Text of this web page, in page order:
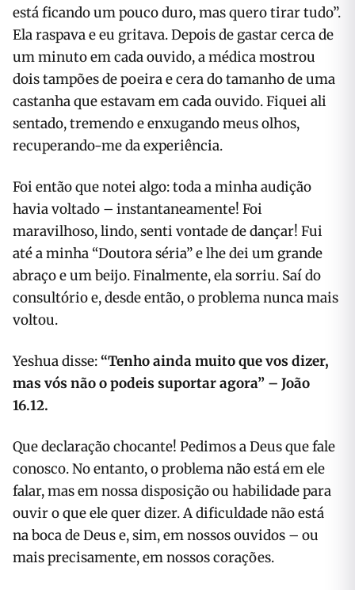
está ficando um pouco duro, mas quero tirar tudo”.
Ela raspava e eu gritava. Depois de gastar cerca de
um minuto em cada ouvido, a médica mostrou
dois tampões de poeira e cera do tamanho de uma
castanha que estavam em cada ouvido. Fiquei ali
sentado, tremendo e enxugando meus olhos,
recuperando-me da experiência.
Foi então que notei algo: toda a minha audição
havia voltado – instantaneamente! Foi
maravilhoso, lindo, senti vontade de dançar! Fui
até a minha “Doutora séria” e lhe dei um grande
abraço e um beijo. Finalmente, ela sorriu. Saí do
consultório e, desde então, o problema nunca mais
voltou.
Yeshua disse:“Tenho ainda muito que vos dizer,
mas vós não o podeis suportar agora” – João
16.12.
Que declaração chocante! Pedimos a Deus que fale
conosco. No entanto, o problema não está em ele
falar, mas em nossa disposição ou habilidade para
ouvir o que ele quer dizer. A dificuldade não está
na boca de Deus e, sim, em nossos ouvidos – ou
mais precisamente, em nossos corações.